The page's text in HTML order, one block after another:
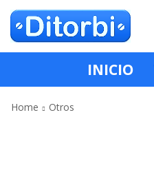
INICIO
Home Otros